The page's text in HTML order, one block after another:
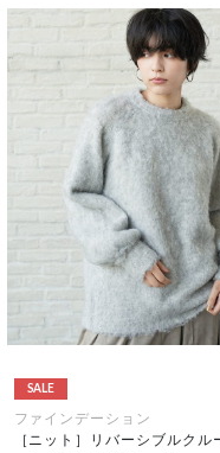
SALE
ファインデーション
［ニット］リバーシブルクル